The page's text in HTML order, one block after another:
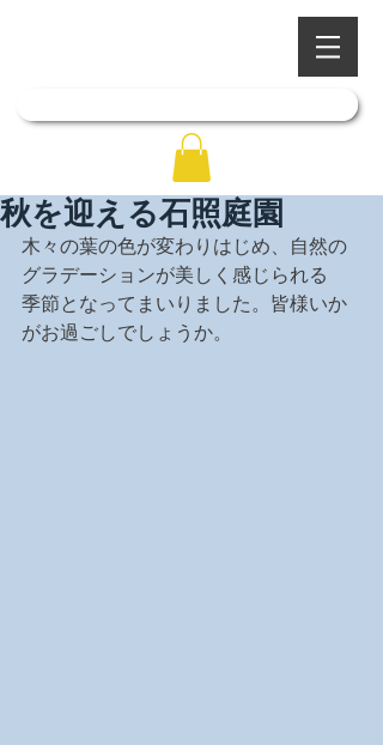
秋を迎える石照庭園
木々の葉の色が変わりはじめ、自然の
グラデーションが美しく感じられる
季節となってまいりました。皆様いか
がお過ごしでしょうか。